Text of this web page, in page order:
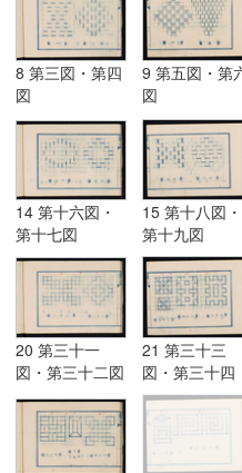
8 第三図・第四
図
9 第五図・第
図
14 第十六図・
第十七図
15 第十八図・
第十九図
20 第三十一
図・第三十二図
21 第三十三
図・第三十四
図・第三十五